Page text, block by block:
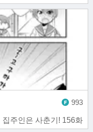
집주인은 사춘기! 156화
993